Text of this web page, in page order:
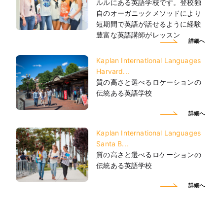
ルルにある英語学校です。登校独
自のオーガニックメソッドにより
短期間で英語が話せるように経験
豊富な英語講師がレッスン
詳細へ
Kaplan International Languages
Harvard...
質の高さと選べるロケーションの
伝統ある英語学校
詳細へ
Kaplan International Languages
Santa B...
質の高さと選べるロケーションの
伝統ある英語学校
詳細へ